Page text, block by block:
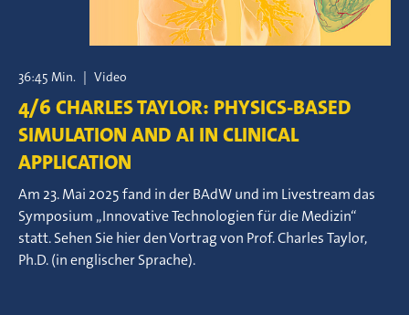
36:45 Min. | Video
4/6 CHARLES TAYLOR: PHYSICS-BASED
SIMULATION AND AI IN CLINICAL
APPLICATION
Am 23. Mai 2025 fand in der BAdW und im Livestream das
Symposium „Innovative Technologien für die Medizin“
statt. Sehen Sie hier den Vortrag von Prof. Charles Taylor,
Ph.D. (in englischer Sprache).